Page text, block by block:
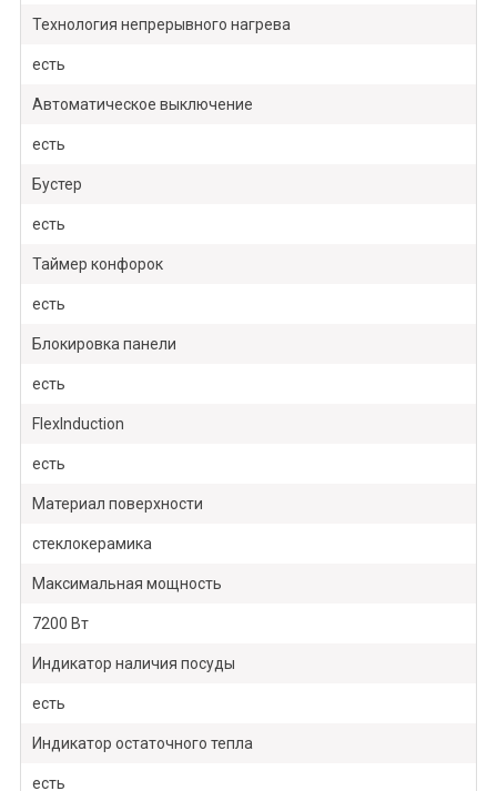
Технология непрерывного нагрева
есть
Автоматическое выключение
есть
Бустер
есть
Таймер конфорок
есть
Блокировка панели
есть
FlexInduction
есть
Материал поверхности
стеклокерамика
Максимальная мощность
7200 Вт
Индикатор наличия посуды
есть
Индикатор остаточного тепла
есть